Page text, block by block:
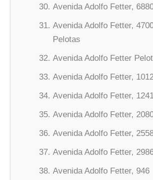
Avenida Adolfo Fetter,
Avenida Adolfo Fetter,
Pelotas
Avenida Adolfo Fetter
Avenida Adolfo Fetter,
Avenida Adolfo Fetter,
Avenida Adolfo Fetter,
Avenida Adolfo Fetter,
Avenida Adolfo Fetter,
Avenida Adolfo Fetter, 946